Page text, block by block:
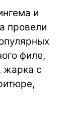
и
провели
филе,
жарка с